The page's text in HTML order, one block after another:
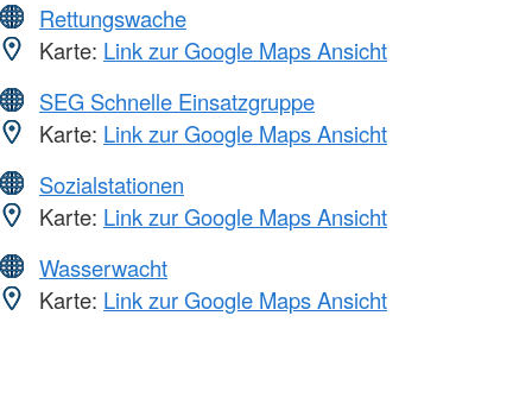
Rettungswache
Karte: Link zur Google Maps Ansicht
SEG Schnelle Einsatzgruppe
Karte: Link zur Google Maps Ansicht
Sozialstationen
Karte: Link zur Google Maps Ansicht
Wasserwacht
Karte: Link zur Google Maps Ansicht